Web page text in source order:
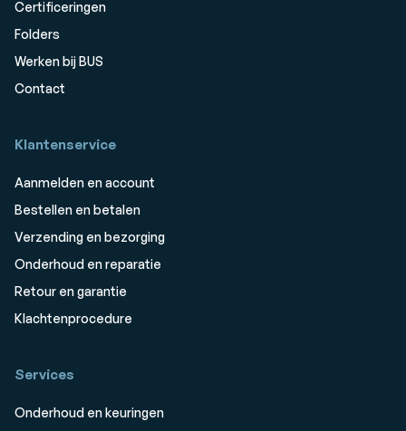
Certificeringen
Folders
Werken bij BUS
Contact
Klantenservice
Aanmelden en account
Bestellen en betalen
Verzending en bezorging
Onderhoud en reparatie
Retour en garantie
Klachtenprocedure
Services
Onderhoud en keuringen